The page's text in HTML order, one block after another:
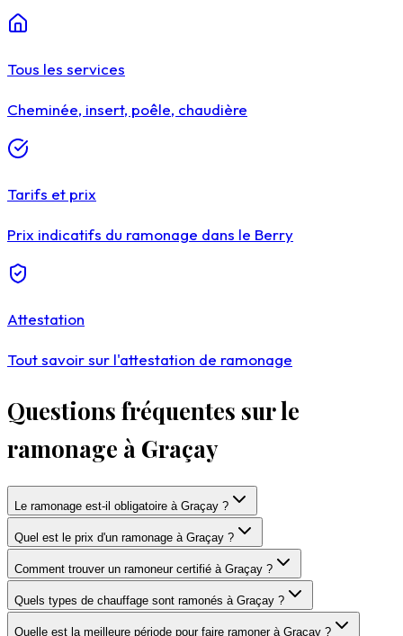
Tous les services
Cheminée, insert, poêle, chaudière
Tarifs et prix
Prix indicatifs du ramonage dans le Berry
Attestation
Tout savoir sur l'attestation de ramonage
Questions fréquentes sur le
ramonage à Graçay
Le ramonage est-il obligatoire à Graçay ?
Quel est le prix d'un ramonage à Graçay ?
Comment trouver un ramoneur certifié à Graçay ?
Quels types de chauffage sont ramonés à Graçay ?
Quelle est la meilleure période pour faire ramoner à Graçay ?